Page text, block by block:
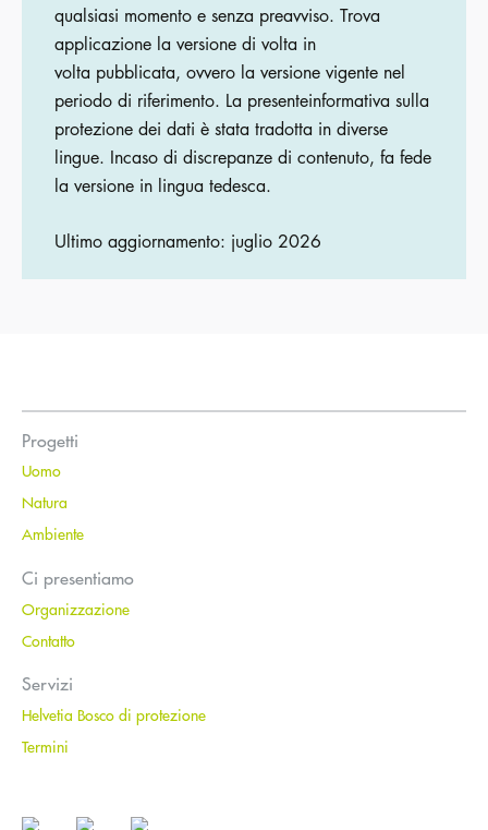
qualsiasi momento e senza preavviso. Trova
applicazione la versione di volta in
volta pubblicata, ovvero la versione vigente nel
periodo di riferimento. La presenteinformativa sulla
protezione dei dati è stata tradotta in diverse
lingue. Incaso di discrepanze di contenuto, fa fede
la versione in lingua tedesca.
Ultimo aggiornamento: juglio 2026
Progetti
Uomo
Natura
Ambiente
Ci presentiamo
Organizzazione
Contatto
Servizi
Helvetia Bosco di protezione
Termini